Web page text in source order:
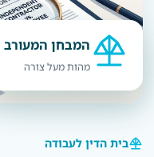
בית הדין לעבודה
המבחן המעורב
מהות מעל צורה